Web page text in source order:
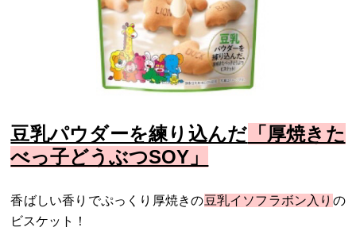
豆乳パウダーを練り込んだ 「厚焼きた
べっ子どうぶつSOY」
香ばしい香りでぷっくり厚焼きの豆乳イソフラボン入り の
ビスケット！